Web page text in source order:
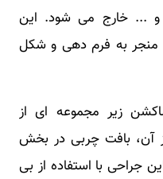
... خارج می شود. این
منجر به فرم دهی و شکل
زیر مجموعه ای از
آن، بافت چربی در بخش
با استفاده از بی